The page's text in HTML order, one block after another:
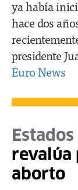
ya había
hace dos
presidente
Euro News
revalúa
aborto